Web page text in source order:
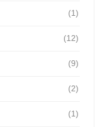
(1)
(12)
(9)
(2)
(1)